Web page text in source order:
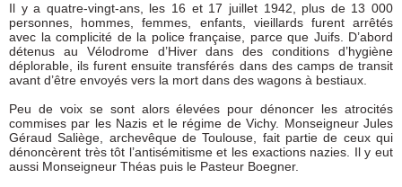
Il y a quatre-vingt-ans, les 16 et 17 juillet 1942, plus de 13 000
personnes, hommes, femmes, enfants, vieillards furent arrêtés
avec la complicité de la police française, parce que Juifs. D’abord
détenus au Vélodrome d’Hiver dans des conditions d’hygiène
déplorable, ils furent ensuite transférés dans des camps de transit
avant d’être envoyés vers la mort dans des wagons à bestiaux.
Peu de voix se sont alors élevées pour dénoncer les atrocités
commises par les Nazis et le régime de Vichy. Monseigneur Jules
Géraud Saliège, archevêque de Toulouse, fait partie de ceux qui
dénoncèrent très tôt l’antisémitisme et les exactions nazies. Il y eut
aussi Monseigneur Théas puis le Pasteur Boegner.